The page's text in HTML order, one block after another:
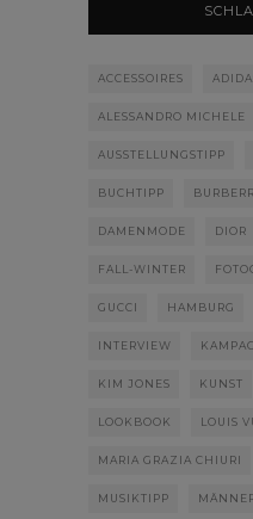
ACCESSOIRES
ALESSANDRO MICHELE
AUSSTELLUNGSTIPP
BUCHTIPP
DAMENMODE DIOR
FALL-WINTER
GUCCI HAMBURG
INTERVIEW
KIM JONES KUNST
LOOKBOOK LOUIS
MARIA GRAZIA CHIURI
MUSIKTIPP